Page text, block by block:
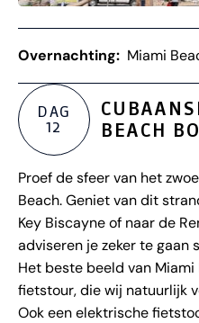
Overnachting: Miami
DAG
12
BEACH
Proef de sfeer van het
Beach. Geniet van dit
Key Biscayne of naar de
adviseren je zeker te gaan
Het beste beeld van
fietstour, die wij natuurlijk
Ook een elektrische